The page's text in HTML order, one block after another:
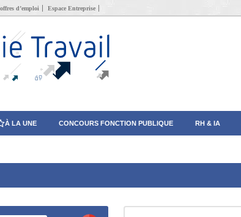
d’emploi Espace Entreprise
À LA UNE CONCOURS FONCTION PUBLIQUE RH & IA